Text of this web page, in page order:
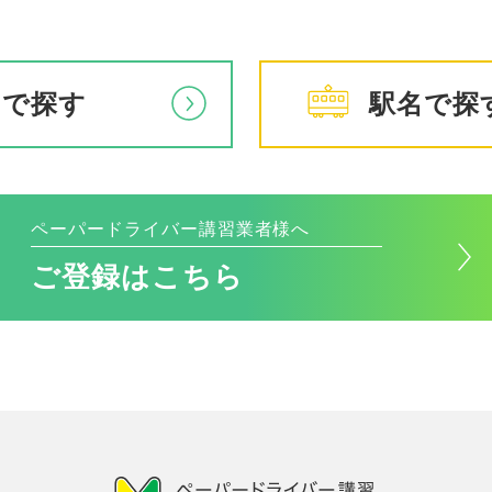
探す 駅名で探
ペーパードライバー講習業者様へ
ご登録はこちら